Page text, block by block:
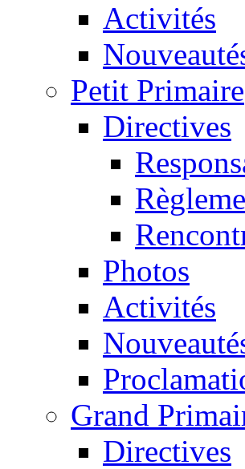
Activités
Petit Primaire
Directives
Photos
Activités
Grand
Directives